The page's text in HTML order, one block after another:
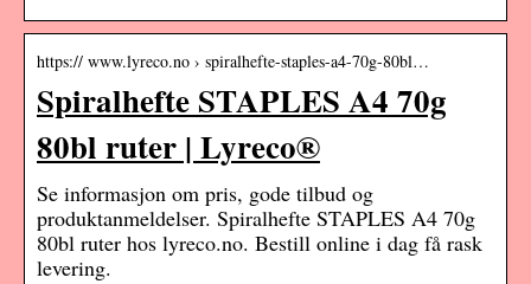
https:// www.lyreco.no › spiralhefte-staples-a4-70g-80bl…
Spiralhefte STAPLES A4 70g
80bl ruter | Lyreco®
Se informasjon om pris, gode tilbud og
produktanmeldelser. Spiralhefte STAPLES A4 70g
80bl ruter hos lyreco.no. Bestill online i dag få rask
levering.